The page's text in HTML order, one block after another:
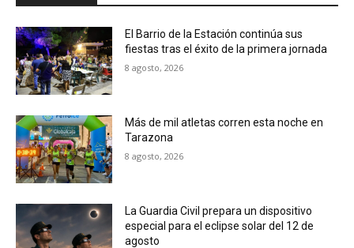
El Barrio de la Estación continúa sus
fiestas tras el éxito de la primera jornada
8 agosto, 2026
Más de mil atletas corren esta noche en
Tarazona
8 agosto, 2026
La Guardia Civil prepara un dispositivo
especial para el eclipse solar del 12 de
agosto